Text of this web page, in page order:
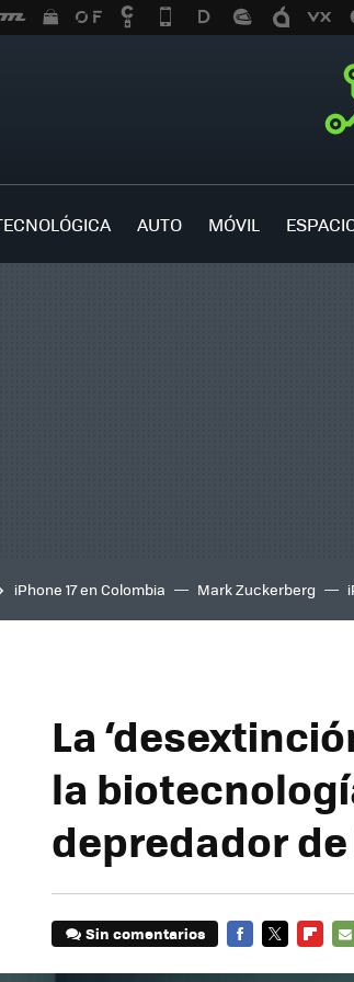
AUTO MÓVIL
iPhone 17 en Colombia Mark Zuckerberg
inteligente
IA TCL C8K
La
la
depredador de
Sin comentarios